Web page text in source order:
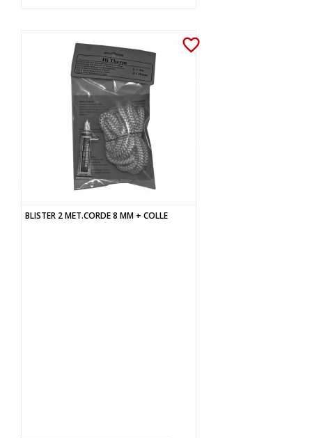
favorite_border
BLISTER 2 MET.CORDE 8 MM + COLLE